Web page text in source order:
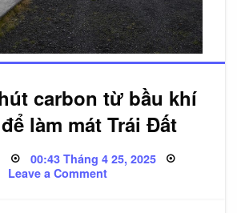
carbon từ bầu khí
làm mát Trái Đất
Posted
on
00:43 Tháng 4 25, 2025
Leave a Commenton